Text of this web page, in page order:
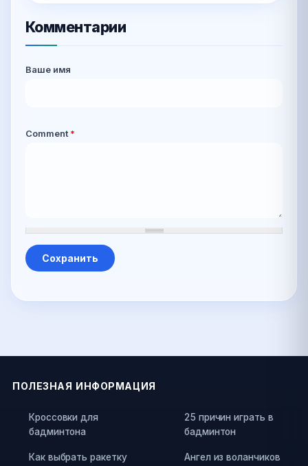
Комментарии
Ваше имя
Comment*
ПОЛЕЗНАЯ ИНФОРМАЦИЯ
Кроссовки для
бадминтона
Как выбрать ракетку
25 причин играть в
бадминтон
Ангел из воланчиков